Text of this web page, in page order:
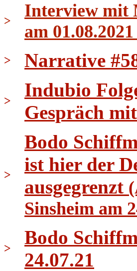
>
Interview mit
am
> Narrative
>
Indubio
Gespräch
>
Bodo
ist hier der
ausgegrenzt
Sinsheim am
>
Bodo
24.07.21